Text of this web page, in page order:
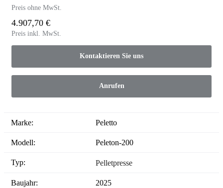
Preis ohne MwSt.
4.907,70 €
Preis inkl. MwSt.
Kontaktieren Sie uns
Anrufen
Marke: Peletto
Modell: Peleton-200
Typ: Pelletpresse
Baujahr: 2025